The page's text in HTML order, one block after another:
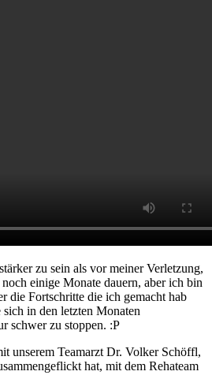
zu sein als vor meiner Verletzung,
einige Monate dauern, aber ich bin
die Fortschritte die ich gemacht hab
in den letzten Monaten
schwer zu stoppen. :P
unserem Teamarzt Dr. Volker Schöffl,
hat, mit dem Rehateam